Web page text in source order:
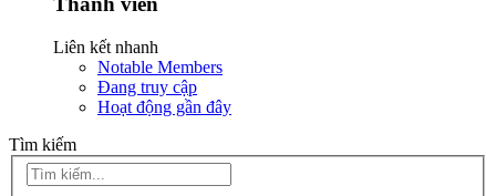
Liên kết nhanh
Notable Members
Đang truy cập
Hoạt động gần đây
Tìm kiếm